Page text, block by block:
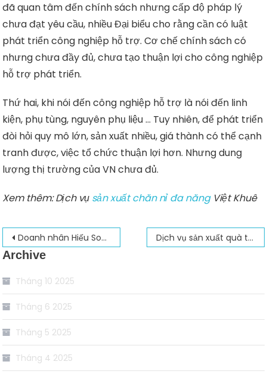
đã quan tâm đến chính sách nhưng cấp độ pháp lý
chưa đạt yêu cầu, nhiều Đại biểu cho rằng cần có luật
phát triển công nghiệp hỗ trợ. Cơ chế chính sách có
nhưng chưa đầy đủ, chưa tạo thuận lợi cho công nghiệp
hỗ trợ phát triển.
Thứ hai, khi nói đến công nghiệp hỗ trợ là nói đến linh
kiện, phụ tùng, nguyên phụ liệu … Tuy nhiên, để phát triển
đòi hỏi quy mô lớn, sản xuất nhiều, giá thành có thể cạnh
tranh được, việc tổ chức thuận lợi hơn. Nhưng dung
lượng thị trường của VN chưa đủ.
Xem thêm: Dịch vụ sản xuất chăn nỉ đa năngViệt Khuê
Điều
hướng
bài
viết
Doanh nhân Hiếu Songnam và con đường đưa ốc vít ra thế giới Dịch vụ sản xuất quà tặng dệt may theo yêu cầu
Archive
Tháng 10 2025
Tháng 6 2025
Tháng 5 2025
Tháng 4 2025